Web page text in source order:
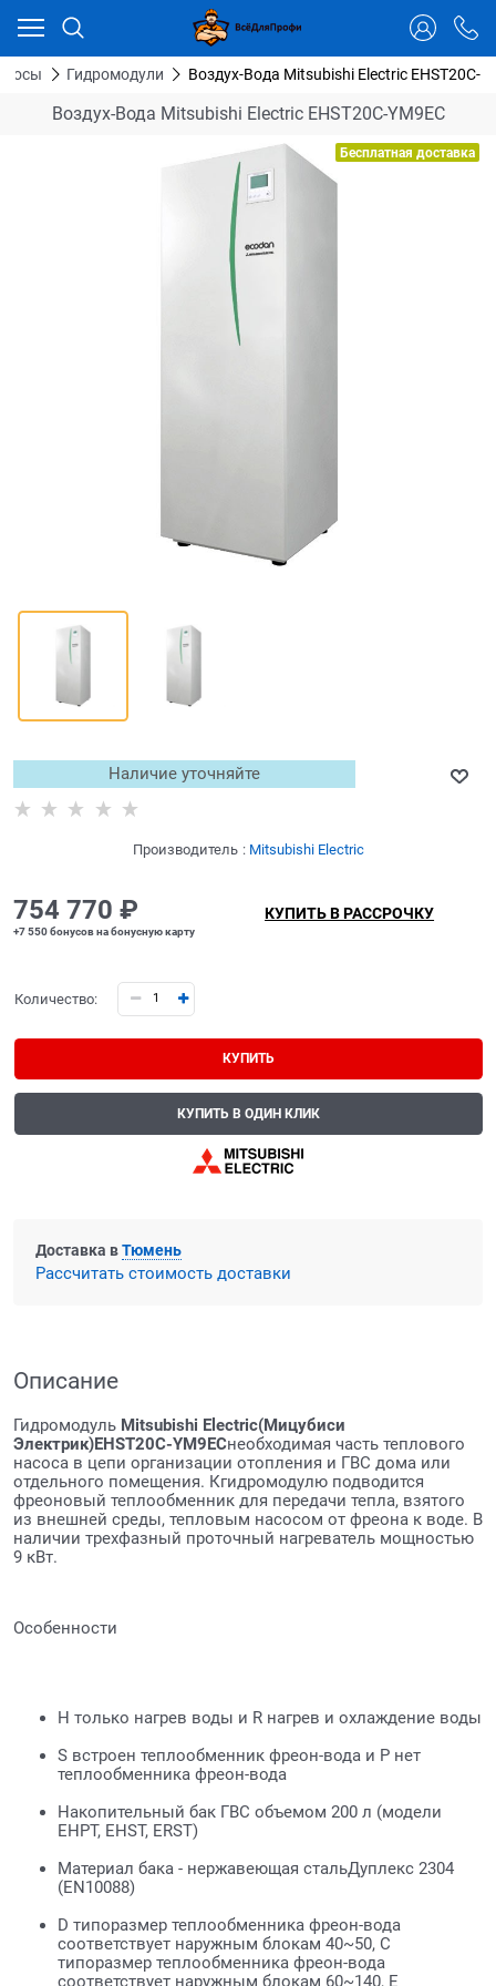
Гидромодули Воздух-Вода Mitsubishi Electric EHST20C-
Воздух-Вода Mitsubishi Electric EHST20C-YM9EC
Бесплатная доставка
Наличие уточняйте
Производитель : Mitsubishi Electric
754 770 ₽
+7 550 бонусов на бонусную карту
КУПИТЬ В РАССРОЧКУ
Количество:
КУПИТЬ
КУПИТЬ В ОДИН КЛИК
Доставка вТюмень
Рассчитать стоимость доставки
Описание
Гидромодуль Mitsubishi Electric(Мицубиси
Электрик)EHST20C-YM9ECнеобходимая часть теплового
насоса в цепи организации отопления и ГВС дома или
отдельного помещения. Кгидромодулю подводится
фреоновый теплообменник для передачи тепла, взятого
из внешней среды, тепловым насосом от фреона к воде. В
наличии трехфазный проточный нагреватель мощностью
9 кВт.
Особенности
H только нагрев воды и R нагрев и охлаждение воды
S встроен теплообменник фреон-вода и P нет
теплообменника фреон-вода
Накопительный бак ГВС объемом 200 л (модели
EHPT, EHST, ERST)
Материал бака - нержавеющая стальДуплекс 2304
(EN10088)
D типоразмер теплообменника фреон-вода
соответствует наружным блокам 40~50, C
типоразмер теплообменника фреон-вода
соответствует наружным блокам 60~140, E
Ваш город - Тюмень,
угадали?
ДА НЕТ